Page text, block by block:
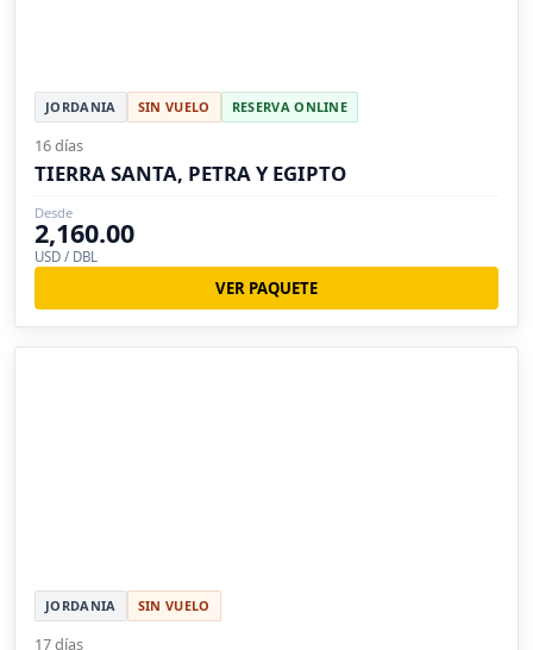
JORDANIA SIN VUELO RESERVA ONLINE
16 días
TIERRA SANTA, PETRA Y EGIPTO
Desde
2,160.00
USD / DBL
VER PAQUETE
JORDANIA SIN VUELO
17 días